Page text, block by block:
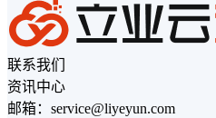
联系我们
资讯中心
邮箱：service@liyeyun.com